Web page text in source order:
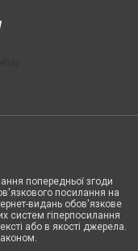
попередньої згоди
посилання на
видань обов'язкове
систем гіперпосилання
або в якості джерела.